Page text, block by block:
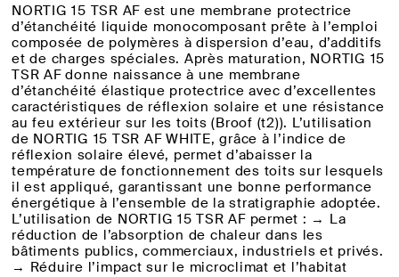
NORTIG 15 TSR AF est une membrane protectrice
d’étanchéité liquide monocomposant prête à l’emploi
composée de polymères à dispersion d’eau, d’additifs
et de charges spéciales. Après maturation, NORTIG 15
TSR AF donne naissance à une membrane
d’étanchéité élastique protectrice avec d’excellentes
caractéristiques de réflexion solaire et une résistance
au feu extérieur sur les toits (Broof (t2)). L’utilisation
de NORTIG 15 TSR AF WHITE, grâce à l’indice de
réflexion solaire élevé, permet d’abaisser la
température de fonctionnement des toits sur lesquels
il est appliqué, garantissant une bonne performance
énergétique à l’ensemble de la stratigraphie adoptée.
L’utilisation de NORTIG 15 TSR AF permet : → La
réduction de l’absorption de chaleur dans les
bâtiments publics, commerciaux, industriels et privés.
→ Réduire l’impact sur le microclimat et l’habitat